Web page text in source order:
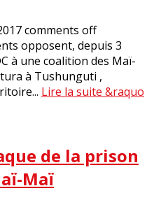
comments off
opposent, depuis 3
à une coalition des Maï-
à Tushunguti ,
Lire la suite &raquo
de la prison
Maï